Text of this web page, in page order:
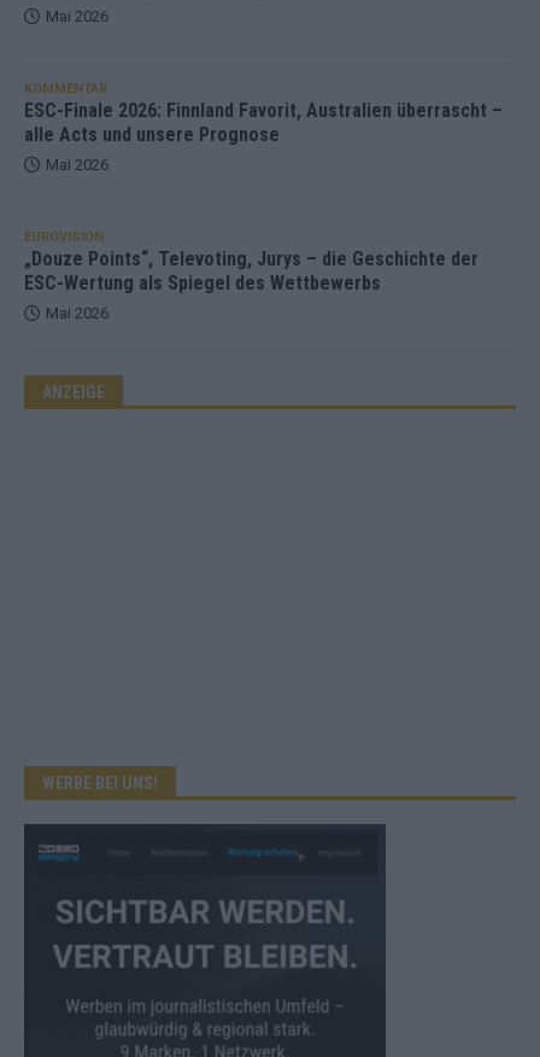
Mai 2026
KOMMENTAR
ESC-Finale 2026: Finnland Favorit, Australien überrascht –
alle Acts und unsere Prognose
Mai 2026
EUROVISION
„Douze Points“, Televoting, Jurys – die Geschichte der
ESC-Wertung als Spiegel des Wettbewerbs
Mai 2026
ANZEIGE
WERBE BEI UNS!